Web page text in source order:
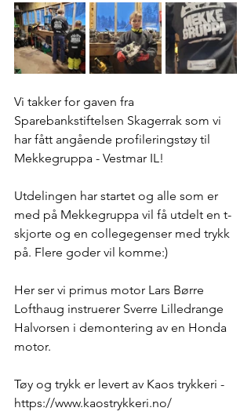
Vi takker for gaven fra
Sparebankstiftelsen Skagerrak som vi
har fått angående profileringstøy til
Mekkegruppa - Vestmar IL!
Utdelingen har startet og alle som er
med på Mekkegruppa vil få utdelt en t-
skjorte og en collegegenser med trykk
på. Flere goder vil komme:)
Her ser vi primus motor Lars Børre
Lofthaug instruerer Sverre Lilledrange
Halvorsen i demontering av en Honda
motor.
Tøy og trykk er levert av Kaos trykkeri -
https://www.kaostrykkeri.no/